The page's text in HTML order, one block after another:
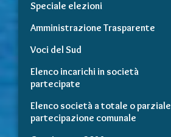
Speciale elezioni
Amministrazione Trasparente
Voci del Sud
Elenco incarichi in società
partecipate
Elenco società a totale o parziale
partecipazione comunale